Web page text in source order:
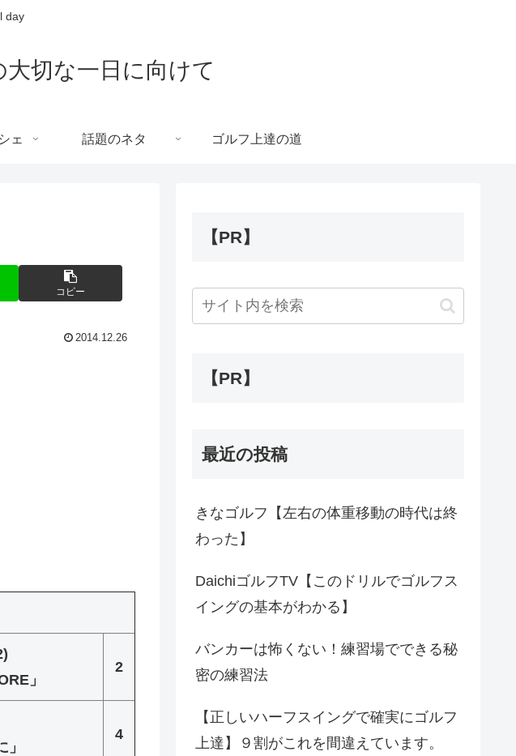
day
大切な一日に向けて
ェ 話題のネタ ゴルフ上達の道
コピー
2014.12.26
」
2
4
【PR】
【PR】
最近の投稿
きなゴルフ【左右の体重移動の時代は終
わった】
DaichiゴルフTV【このドリルでゴルフス
イングの基本がわかる】
バンカーは怖くない！練習場でできる秘
密の練習法
【正しいハーフスイングで確実にゴルフ
上達】９割がこれを間違えています。